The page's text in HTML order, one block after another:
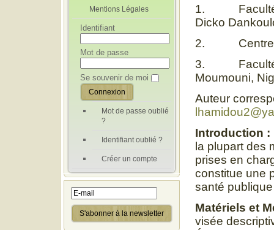
Mentions Légales
Identifiant
Mot de passe
Se souvenir de moi
Mot de passe oublié
?
Identifiant oublié ?
Créer un compte
1. Faculté
Dicko
2. Centre
3. Faculté
Moumouni,
Auteur
Introduction :
la plupart des
prises en
constitue une
santé
Matériels et
visée